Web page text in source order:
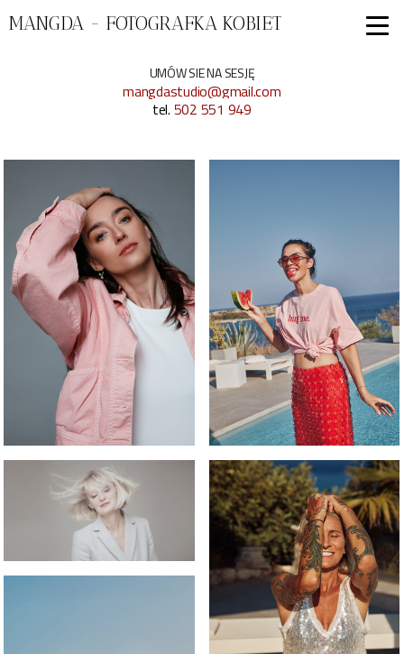
MANGDA - FOTOGRAFKA KOBIET
UMÓW SIE NA SESJĘ
mangdastudio@gmail.com
tel. 502 551 949